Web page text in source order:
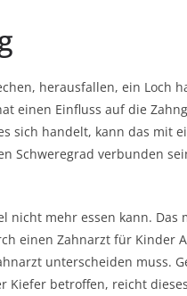
herausfallen, ein Loch
einen Einfluss auf die
sich handelt, kann das mit
Schweregrad verbunden
nicht mehr essen kann. Das
einen Zahnarzt für Kinder
unterscheiden muss.
betroffen, reicht